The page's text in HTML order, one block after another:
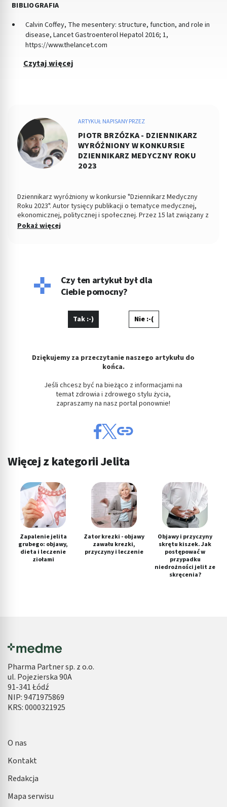
BIBLIOGRAFIA
Calvin Coffey, The mesentery: structure, function, and role in
disease, Lancet Gastroenterol Hepatol 2016; 1,
https://www.thelancet.com
Czytaj więcej
ARTYKUŁ NAPISANY PRZEZ
PIOTR BRZÓZKA - DZIENNIKARZ
WYRÓŻNIONY W KONKURSIE
DZIENNIKARZ MEDYCZNY ROKU
2023
Dziennikarz wyróżniony w konkursie "Dziennikarz Medyczny
Roku 2023". Autor tysięcy publikacji o tematyce medycznej,
ekonomicznej, politycznej i społecznej. Przez 15 lat związany z
Dziennikiem Łódzkim i Polska TheTimes. Z wykształcenia
Pokaż więcej
Czy ten artykuł był dla
Ciebie pomocny?
Tak :-) Nie :-(
Dziękujemy za przeczytanie naszego artykułu do
końca.
Jeśli chcesz być na bieżąco z informacjami na
temat zdrowia i zdrowego stylu życia,
zapraszamy na nasz portal ponownie!
Więcej z kategorii Jelita
Zapalenie jelita
grubego: objawy,
dieta i leczenie
ziołami
Zator krezki - objawy
zawału krezki,
przyczyny i leczenie
Objawy i przyczyny
skrętu kiszek. Jak
postępować w
przypadku
niedrożności jelit ze
skręcenia?
Pharma Partner sp. z o.o.
ul. Pojezierska 90A
91-341 Łódź
NIP: 9471975869
KRS: 0000321925
O nas
Kontakt
Redakcja
Mapa serwisu